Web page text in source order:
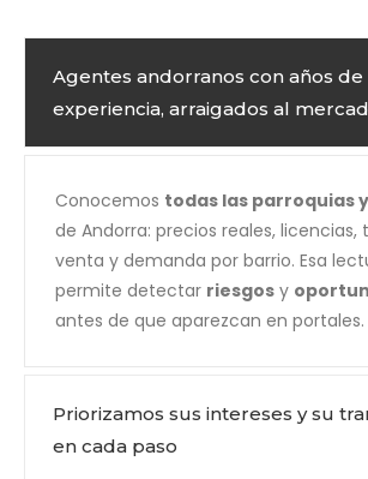
Agentes andorranos con años de
experiencia, arraigados al
Conocemos todas las parroquias
de Andorra: precios reales, licencias,
venta y demanda por barrio. Esa
permite detectar riesgos y
antes de que aparezcan en portales.
Priorizamos sus intereses y su
en cada paso